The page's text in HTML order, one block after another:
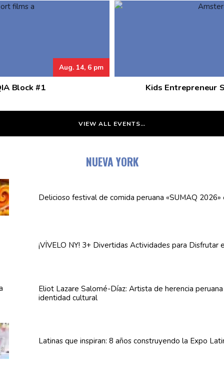
Aug. 14, 6 pm
Block #1 Kids Entrepreneur
VIEW ALL EVENTS…
NUEVA YORK
Delicioso festival de comida peruana «SUMAQ
¡VÍVELO NY! 3+ Divertidas Actividadespara Disfrutar
Eliot Lazare Salomé-Díaz: Artista de herencia
identidad cultural
Latinas que inspiran: 8 años construyendo la Expo